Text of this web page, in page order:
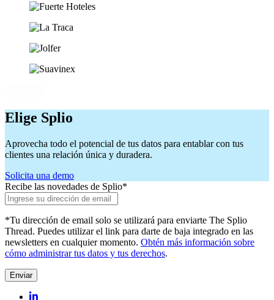
Elige Splio
Aprovecha todo el potencial de tus datos para entablar con tus
clientes una relación única y duradera.
Solicita una demo
Recibe las novedades de Splio*
*Tu dirección de email solo se utilizará para enviarte The Splio
Thread. Puedes utilizar el link para darte de baja integrado en las
newsletters en cualquier momento. Obtén más información sobre
cómo administrar tus datos y tus derechos.